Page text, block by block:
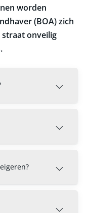
worden
(BOA) zich
onveilig